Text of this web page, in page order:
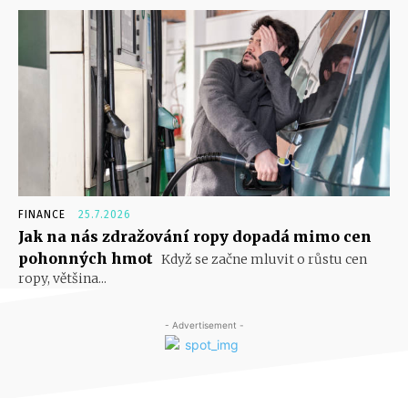
FINANCE 25.7.2026
Jak na nás zdražování ropy dopadá mimo cen
pohonných hmot Když se začne mluvit o růstu cen
ropy, většina...
- Advertisement -